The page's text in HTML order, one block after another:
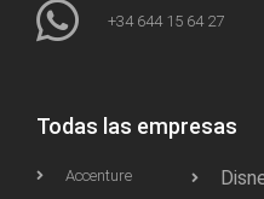
+34 644 15 64 27
Todas las empresas
Accenture